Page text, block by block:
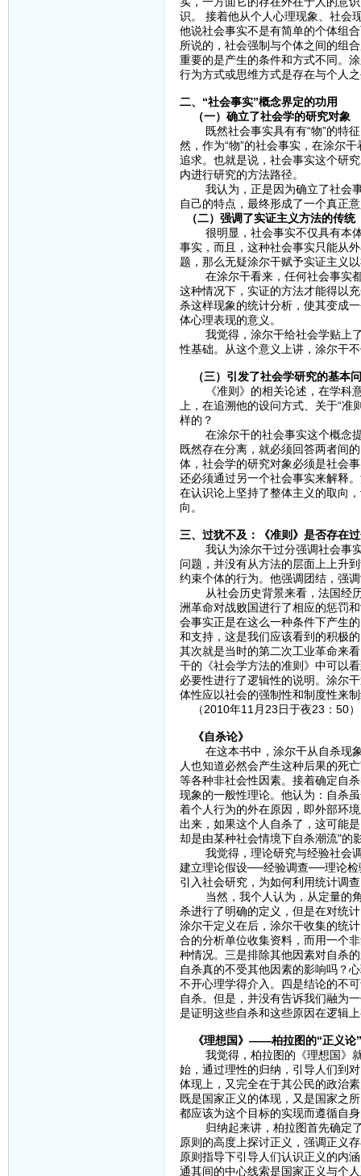
识。 接着他从个人心理现象、社会
他说社会事实不是有简单的个体组
所说的，社会强制与个体之间的组
重要的是产生的条件和方式不同。
行为方式或思维方式是存在与个人
二、“社会事实”概念界定的功用
（一）确立了社会学的研究对象
既然社会事实具有有“物”的特征
然，作为“物”的社会事实，在涂尔
追求。也就是说，社会事实这个研
内进行研究的方法路径。
我认为，正是因为确立了社会事
自己的特点，最终形成了一个真正
（二）强调了实证主义方法的传统
很明显，社会事实不仅具有本体
事实，而且，这种社会事实只能从
题，那么无疑涂尔干赋予实证主义
在涂尔干看来，任何社会事实都
这种情况下，实证的方法才能得以
杀这样现象的统计分析，使其变成
体心理表现的意义。
我觉得，涂尔干给社会学贴上了“
性基础。从这个意义上讲，涂尔干
（三）引发了社会学研究的基本
《准则》的相关论述，在学科意
上，在追溯他的设问方式、关于“准
样的？
在涂尔干的社会事实这个概念提
既然存在分离，就必须回答两者间
体，社会学的研究对象必须是社会
还必须通过另一个社会事实来解释
在认识论上坚持了整体主义的取向
向。
三、过犹不及：《准则》是否存在
我认为涂尔干过分强调社会事实
问题，并没有从方法的层面上上升
约束个体的行为。他强调团结，强
从社会历史背景来看，法国经历
洲革命对战败国进行了相应的惩罚
会事实正是在这么一种条件下产生
和支持，这是我们应该看到的积极
其次就是当时的第二次工业革命来
干的《社会学方法的准则》中可以
必要性进行了逻辑性的说明。涂尔
体性应以社会的强制性和制度性来
（2010年11月23日于夜23：50）
《自杀论》
在这本书中，涂尔干从自杀现象
人也知道必然会产生这种后果的死
等各种非社会性因素。接着确定自
现象的一般性理论。他认为：自杀
着个人行为的外在原因，即外部环
出来，如果这个人自杀了，这可能
却是由某种社会情境下自杀潮流"
我觉得，理论研究与经验社会调
建立理论假设──经验调查──理论检
引入社会研究，为如何利用统计调
当然，我个人认为，从定量的角
杀进行了明确的定义，但是在对统
涂尔干定义在后，涂尔干收集的统
合的分析单位收集资料，而用一个
种情况。三是排除其他因素对自杀
自杀真的不受其他因素的影响吗？
不开心理学得介入。四是结论的不
自杀。但是，并没有告诉我们融为
是证明这些自杀和这些原因在逻辑
《理想国》——柏拉图的“正义论”
我觉得，柏拉图的《理想国》就
始，通过理性的归纳，引导人们到
体现上，又完全在于其公民的政治
既是国家正义的体现，又是国家之
都应该为这个目标的实现而遵循自
归纳起来讲，柏拉图首先确定了
原则的高度上探讨正义，强调正义
原则指导下引导人们认识正义的内
通其间的中心线索是国家正义与个